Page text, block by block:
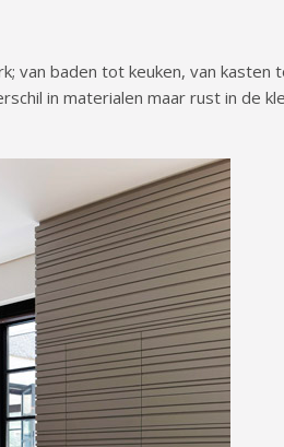
van baden tot keuken, van kasten
in materialen maar rust in de